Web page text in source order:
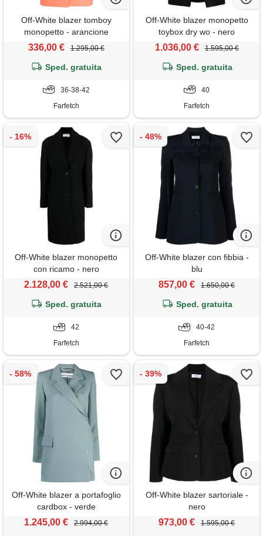
Off-White blazer tomboy
monopetto - arancione
336,00 € 1.295,00 €
Sped. gratuita
36-38-42
Farfetch
Off-White blazer monopetto
toybox dry wo - nero
1.036,00 € 1.595,00 €
Sped. gratuita
40
Farfetch
Off-White blazer monopetto
con ricamo - nero
2.128,00 € 2.521,00 €
Sped. gratuita
42
Farfetch
Off-White blazer con fibbia -
blu
857,00 € 1.650,00 €
Sped. gratuita
40-42
Farfetch
Off-White blazer a portafoglio
cardbox - verde
1.245,00 € 2.994,00 €
Off-White blazer sartoriale -
nero
973,00 € 1.595,00 €